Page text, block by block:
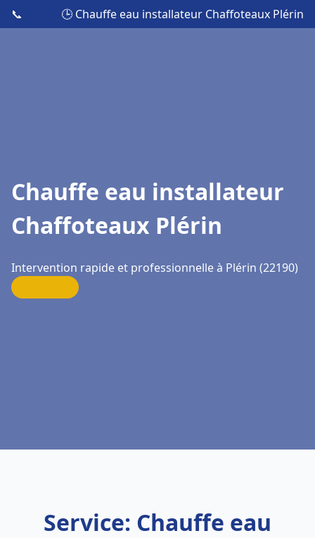
📞 🕒 Chauffe eau installateur Chaffoteaux Plérin
Chauffe eau installateur
Chaffoteaux Plérin
Intervention rapide et professionnelle à Plérin (22190)
Service: Chauffe eau